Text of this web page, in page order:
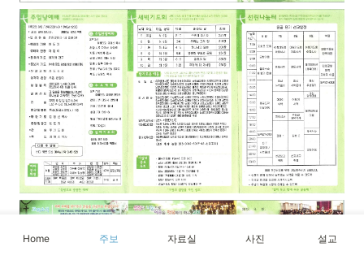
Home 주보 자료실 사진 설교